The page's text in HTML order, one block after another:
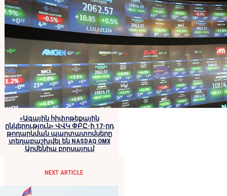
«Ագային հիփոթեքային
ընկերություն» ՎՎԿ ՓԲԸ-ի 17-րդ
թողարկման պարտատոմսերը
տեղաբաշխվել են NASDAQ OMX
Արմենիա բորսայում
NEXT ARTICLE